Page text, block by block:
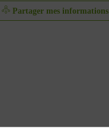
Partager mes informations